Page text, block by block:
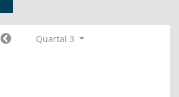
Quartal 3